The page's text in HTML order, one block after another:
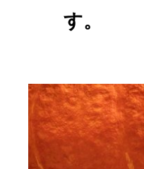
す。